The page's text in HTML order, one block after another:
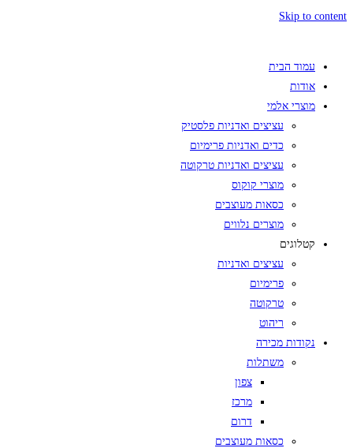
Skip to content
עמוד הבית
אודות
מוצרי אלמי
עציצים ואדניות פלסטיק
כדים ואדניות פרימיום
עציצים ואדניות טרקוטה
מוצרי קוקוס
כסאות מעוצבים
מוצרים נלווים
קטלוגים
עציצים ואדניות
פרימיום
טרקוטה
ריהוט
נקודות מכירה
משתלות
צפון
מרכז
דרום
כסאות מעוצבים